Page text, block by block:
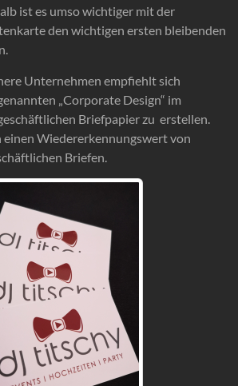
ist es umso wichtiger mit der
den wichtigen ersten bleibenden
Unternehmen empfiehlt sich
„Corporate Design“ im
Briefpapier zu erstellen.
einen Wiedererkennungswert von
Briefen.